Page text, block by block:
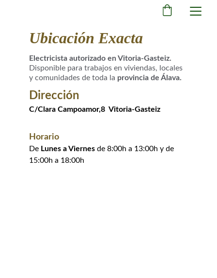
Ubicación Exacta
Electricista autorizado en Vitoria-Gasteiz.
Disponible para trabajos en viviendas, locales
y comunidades de toda la provincia de Álava.
Dirección
C/Clara Campoamor,8  Vitoria-Gasteiz
Horario
De Lunes a Viernes de 8:00h a 13:00h y de
15:00h a 18:00h